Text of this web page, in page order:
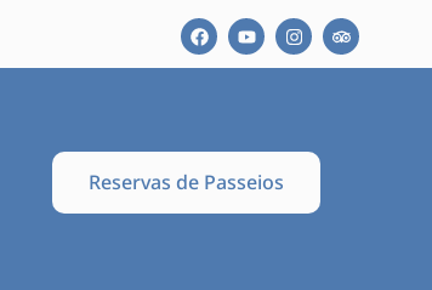
Reservas de Passeios